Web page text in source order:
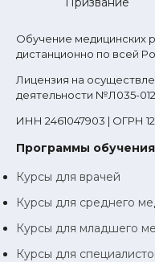
Обучение медицинских
дистанционно по всей
Лицензия на
деятельности №Л035-
ИНН 2461047903 | ОГРН
Программы обучения
Курсы для врачей
Курсы для среднего
Курсы для младшего
Курсы для